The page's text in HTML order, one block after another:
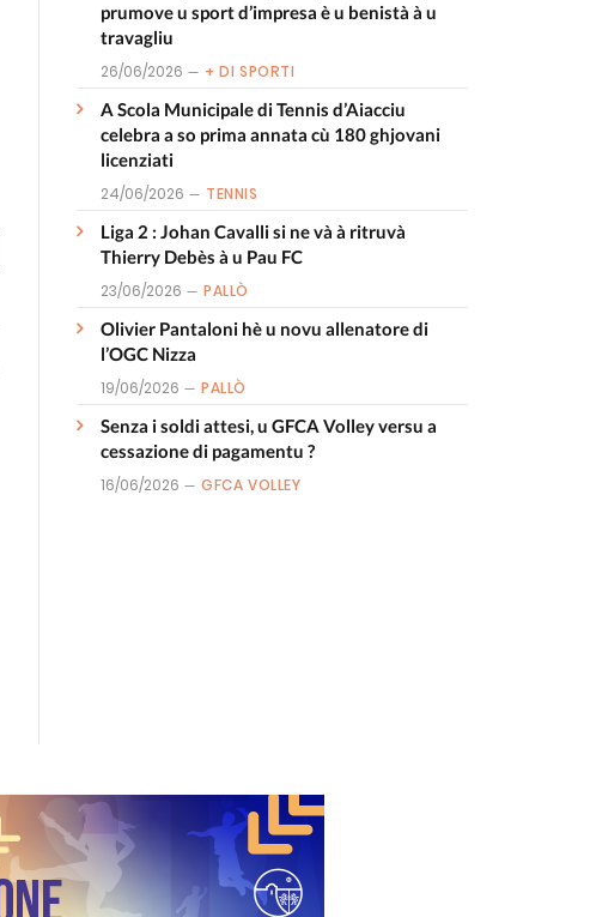
prumove u sport d’impresa è u benistà à u
travagliu
26/06/2026 + DI SPORTI
A Scola Municipale di Tennis d’Aiacciu
celebra a so prima annata cù 180 ghjovani
licenziati
24/06/2026 TENNIS
Liga 2 : Johan Cavalli si ne và à ritruvà
Thierry Debès à u Pau FC
23/06/2026 PALLÒ
Olivier Pantaloni hè u novu allenatore di
l’OGC Nizza
19/06/2026 PALLÒ
Senza i soldi attesi, u GFCA Volley versu a
cessazione di pagamentu ?
16/06/2026 GFCA VOLLEY